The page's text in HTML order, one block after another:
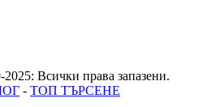
Всички права запазени.
- ТОП ТЪРСЕНЕ